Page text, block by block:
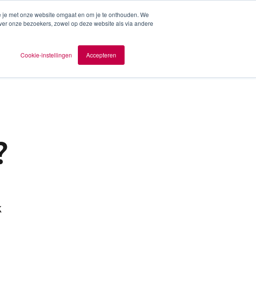
met onze website omgaat en om je te onthouden. We
onze bezoekers, zowel op deze website als via andere
Cookie-instellingen Accepteren